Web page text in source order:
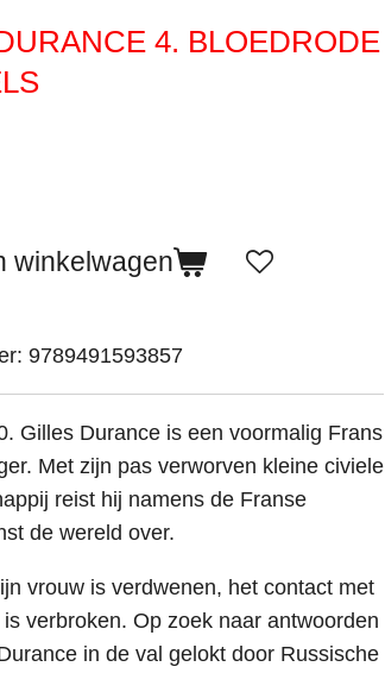
4. BLOEDRODE
winkelwagen
9789491593857
Gilles Durance is een voormalig Frans
Met zijn pas verworven kleine civiele
reist hij namens de Franse
de wereld over.
vrouw is verdwenen, het contact met
verbroken. Op zoek naar antwoorden
in de val gelokt door Russische